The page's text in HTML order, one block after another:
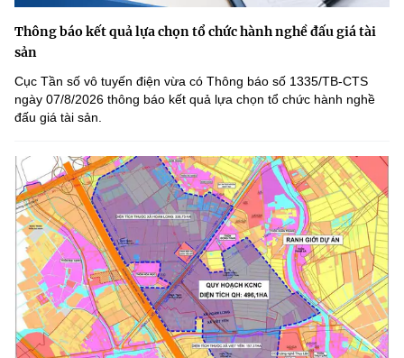
Thông báo kết quả lựa chọn tổ chức hành nghề đấu giá tài
sản
Cục Tần số vô tuyến điện vừa có Thông báo số 1335/TB-CTS
ngày 07/8/2026 thông báo kết quả lựa chọn tổ chức hành nghề
đấu giá tài sản.